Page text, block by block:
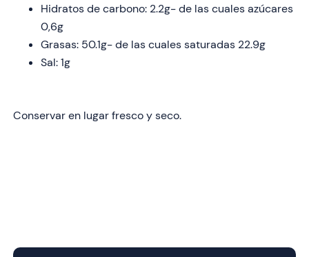
Hidratos de carbono: 2.2g- de las cuales azúcares
0,6g
Grasas: 50.1g- de las cuales saturadas 22.9g
Sal: 1g
Conservar en lugar fresco y seco.